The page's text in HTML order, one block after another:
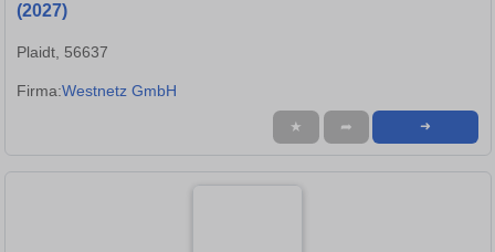
(2027)
Plaidt, 56637
Firma:Westnetz GmbH
★ ➦ ➜